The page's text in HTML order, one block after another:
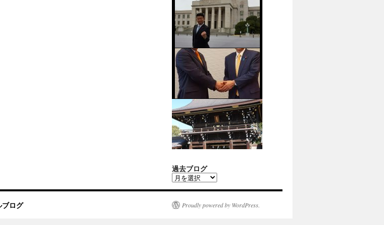
過去ブログ
過
ロ
ログ Proudly powered by WordPress.